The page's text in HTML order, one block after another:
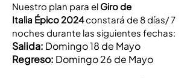
Nuestro plan para el Giro de
Italia Épico2024constará de 8 días/ 7
noches durante las siguientes fechas:
Salida: Domingo 18 de Mayo
Regreso: Domingo 26 de Mayo